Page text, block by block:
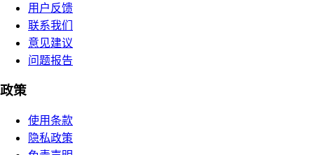
用户反馈
联系我们
意见建议
问题报告
政策
使用条款
隐私政策